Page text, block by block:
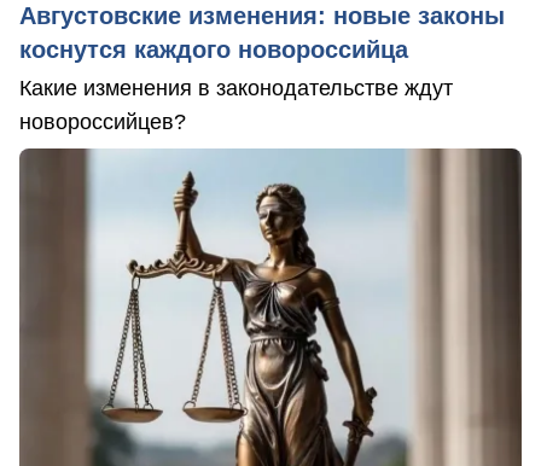
Августовские изменения: новые законы
коснутся каждого новороссийца
Какие изменения в законодательстве ждут
новороссийцев?